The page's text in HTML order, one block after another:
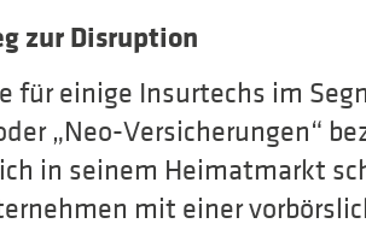
zur Disruption
für einige Insurtechs im
„Neo-Versicherungen“
in seinem Heimatmarkt
mit einer